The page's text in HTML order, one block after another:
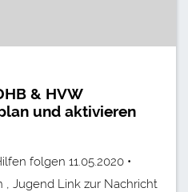
& HVW
und aktivieren
folgen 11.05.2020 •
, Jugend Link zur Nachricht